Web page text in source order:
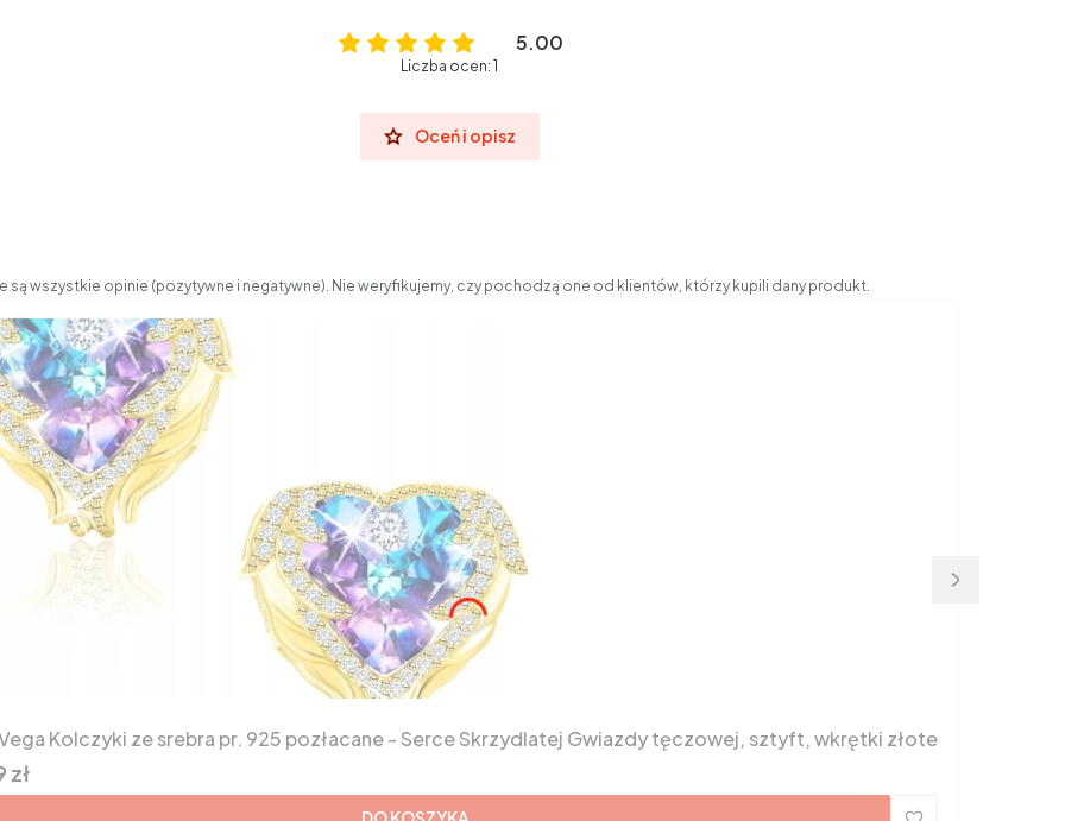
5.00
Liczba ocen: 1
Oceń i opisz
są wszystkie opinie (pozytywne i negatywne). Nie weryfikujemy, czy pochodzą one od klientów, którzy kupili dany produkt.
Kolczyki ze srebra pr. 925 pozłacane - Serce Skrzydlatej Gwiazdy tęczowej, sztyft, wkrętki złote
zł